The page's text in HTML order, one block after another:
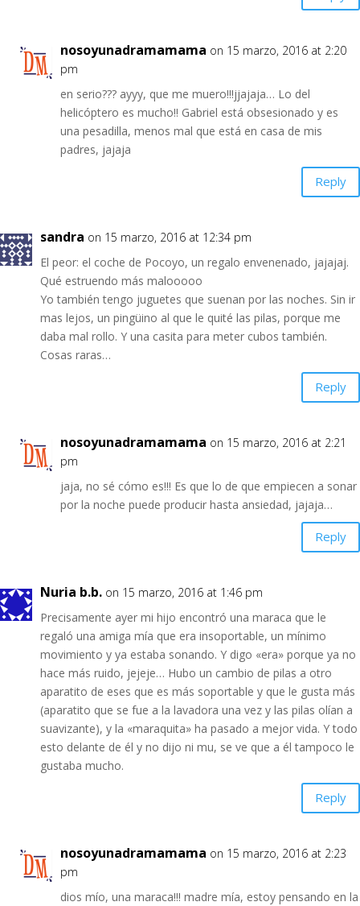
nosoyunadramamama on 15 marzo, 2016 at 2:20
pm
en serio??? ayyy, que me muero!!!jjajaja… Lo del
helicóptero es mucho!! Gabriel está obsesionado y es
una pesadilla, menos mal que está en casa de mis
padres, jajaja
Reply
sandra on 15 marzo, 2016 at 12:34 pm
El peor: el coche de Pocoyo, un regalo envenenado, jajajaj.
Qué estruendo más malooooo
Yo también tengo juguetes que suenan por las noches. Sin ir
mas lejos, un pingüino al que le quité las pilas, porque me
daba mal rollo. Y una casita para meter cubos también.
Cosas raras…
Reply
nosoyunadramamama on 15 marzo, 2016 at 2:21
pm
jaja, no sé cómo es!!! Es que lo de que empiecen a sonar
por la noche puede producir hasta ansiedad, jajaja…
Reply
Nuria b.b. on 15 marzo, 2016 at 1:46 pm
Precisamente ayer mi hijo encontró una maraca que le
regaló una amiga mía que era insoportable, un mínimo
movimiento y ya estaba sonando. Y digo «era» porque ya no
hace más ruido, jejeje… Hubo un cambio de pilas a otro
aparatito de eses que es más soportable y que le gusta más
(aparatito que se fue a la lavadora una vez y las pilas olían a
suavizante), y la «maraquita» ha pasado a mejor vida. Y todo
esto delante de él y no dijo ni mu, se ve que a él tampoco le
gustaba mucho.
Reply
nosoyunadramamama on 15 marzo, 2016 at 2:23
pm
dios mío, una maraca!!! madre mía, estoy pensando en la